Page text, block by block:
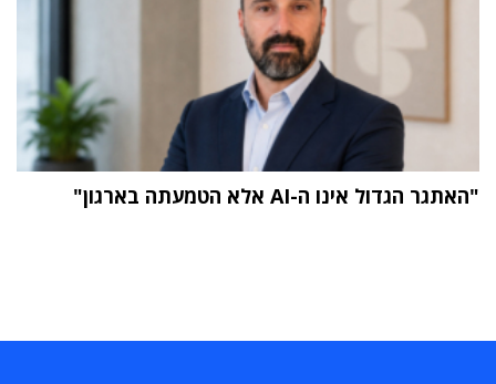
"האתגר הגדול אינו ה-AI אלא הטמעתה בארגון"